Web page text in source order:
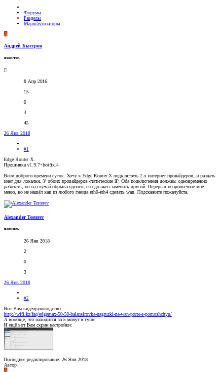
Форумы
Разделы
Маршрутизаторы
А
Андрей Быстров
новичок
8 Апр 2016
15
0
3
45
26 Янв 2018
#1
Edge Router X.
Прошивка v1.9.7+hotfix.4
Всем доброго времени суток. Хочу к Edge Router X подключить 2-х интернет провайдеров, и раздать
инет для локалки. У обоих провайдеров статические IP. Оба подключения должны одновременно
работать, но на случай обрыва одного, его должен заменить другой. Перерыл непривычное мне
меню, но не нашёл как из любого гнезда eth0-eth4 сделать wan. Подскажите пожалуйста.
Alexander Testerev
новичок
26 Янв 2018
2
0
3
26 Янв 2018
#2
Вот Вам видеоруководство:
http://wifi.kz/faq/edgemax-50-50-balansirovka-nagruzki-na-wan-porte-s-pomoshchyu/
А вообще, это находится за 5 минут в гугле
И ещё вот Вам скрин настройки:
Последнее редактирование: 26 Янв 2018
Автор
А